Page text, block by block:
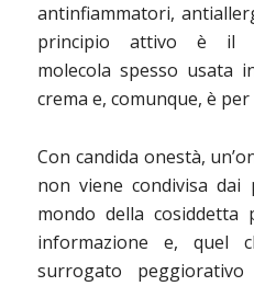
antinfiammatori,
principio attivo è il
molecola spesso usata
crema e, comunque, è per
Con candida onestà,
non viene condivisa
mondo della cosiddetta
informazione e, quel
surrogato